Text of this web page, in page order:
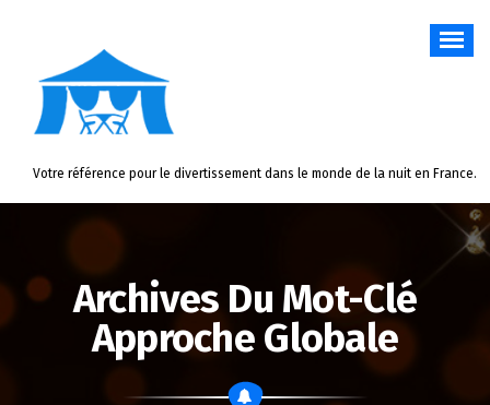
Votre référence pour le divertissement dans le monde de la nuit en France.
Archives Du Mot-Clé
Approche Globale